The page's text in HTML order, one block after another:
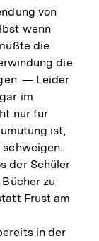
von
wenn
die
die
— Leider
im
nur für
ist,
der Schüler
zu
Frust am
in der